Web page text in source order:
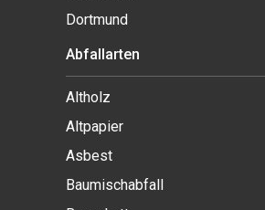
Dortmund
Abfallarten
Altholz
Altpapier
Asbest
Baumischabfall